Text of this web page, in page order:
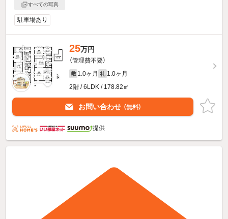
すべての写真
駐車場あり
25万円
（管理費不要）
敷 1.0ヶ月 礼 1.0ヶ月
2階 / 6LDK / 178.82㎡
お問い合わせ （無料）
提供